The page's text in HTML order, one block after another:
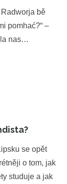
bě
pomhać?“ –
nas…
se opět
o tom, jak
studuje a jak